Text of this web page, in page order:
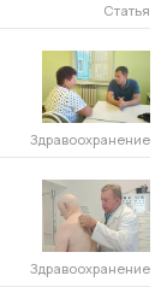
Статья
Здравоохранение
Здравоохранение